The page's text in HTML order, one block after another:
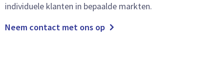
individuele klanten in bepaalde markten.
Neem contact met ons op